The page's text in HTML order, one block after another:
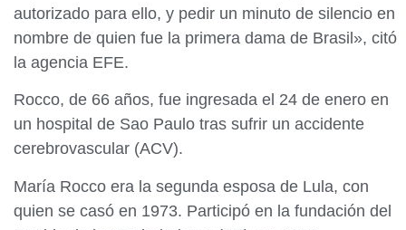
autorizado para ello, y pedir un minuto de silencio en
nombre de quien fue la primera dama de Brasil», citó
la agencia EFE.
Rocco, de 66 años, fue ingresada el 24 de enero en
un hospital de Sao Paulo tras sufrir un accidente
cerebrovascular (ACV).
María Rocco era la segunda esposa de Lula, con
quien se casó en 1973. Participó en la fundación del